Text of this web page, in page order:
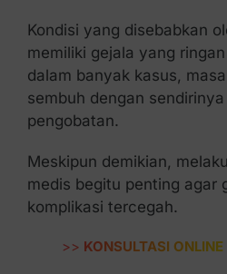
Kondisi yang disebabkan
memiliki gejala yang
dalam banyak kasus,
sembuh dengan
pengobatan.
Meskipun demikian,
medis begitu penting agar
komplikasi tercegah.
>> KONSULTASI